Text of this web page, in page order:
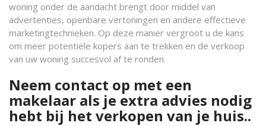
woning onder de aandacht brengt door middel van
advertenties, openbare vertoningen en andere effectieve
marketingtechnieken. Op deze manier vergroot u de kans
om meer potentiële kopers aan te trekken en de verkoop
van uw woning succesvol af te ronden.
Neem contact op met een
makelaar als je extra advies nodig
hebt bij het verkopen van je huis..